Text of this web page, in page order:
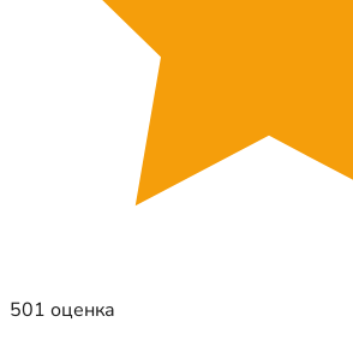
501 оценка